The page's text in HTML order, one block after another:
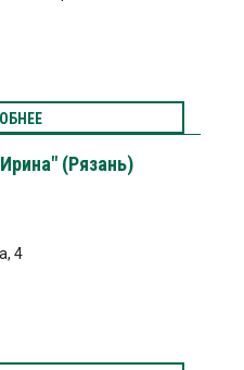
(Рязань)
4